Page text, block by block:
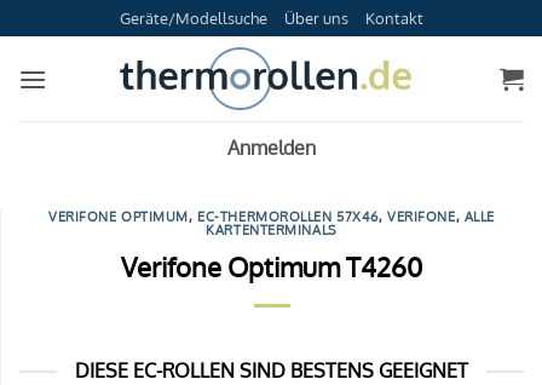
Inhalt
springen
Geräte/Modellsuche Über uns Kontakt
Anmelden
VERIFONE OPTIMUM, EC-THERMOROLLEN 57X46,VERIFONE, ALLE
KARTENTERMINALS
Verifone Optimum T4260
DIESE EC-ROLLEN SIND BESTENS GEEIGNET